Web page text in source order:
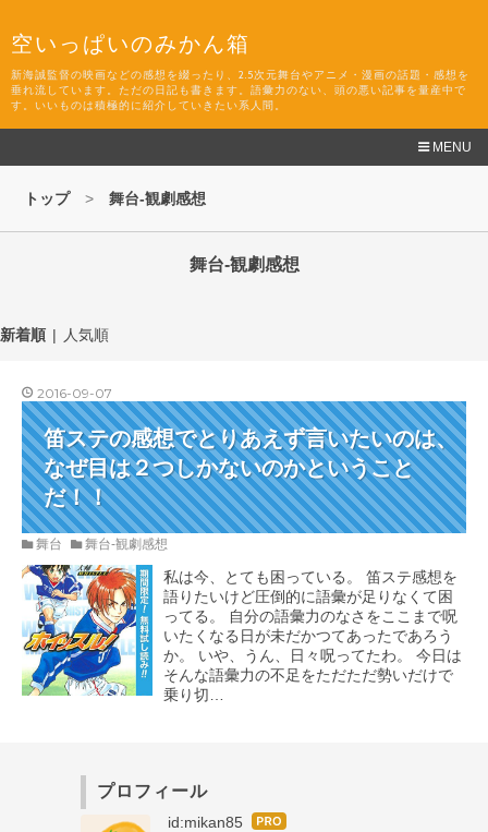
空いっぱいのみかん箱
新海誠監督の映画などの感想を綴ったり、2.5次元舞台やアニメ・漫画の話題・感想を
垂れ流しています。ただの日記も書きます。語彙力のない、頭の悪い記事を量産中で
す。いいものは積極的に紹介していきたい系人間。
MENU
トップ > 舞台-観劇感想
舞台-観劇感想
新着順 人気順
2016-09-07
笛ステの感想でとりあえず言いたいのは、
なぜ目は２つしかないのかということ
だ！！
舞台 舞台-観劇感想
私は今、とても困っている。 笛ステ感想を
語りたいけど圧倒的に語彙が足りなくて困
ってる。 自分の語彙力のなさをここまで呪
いたくなる日が未だかつてあったであろう
か。 いや、うん、日々呪ってたわ。 今日は
そんな語彙力の不足をただただ勢いだけで
乗り切…
プロフィール
id:mikan85
はて